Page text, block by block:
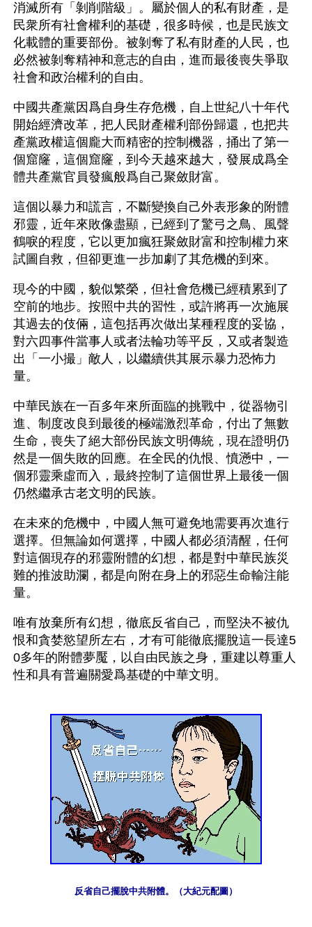
消滅所有「剝削階級」。屬於個人的私有財產，是
民衆所有社會權利的基礎，很多時候，也是民族文
化載體的重要部份。被剝奪了私有財產的人民，也
必然被剝奪精神和意志的自由，進而最後喪失爭取
社會和政治權利的自由。
中國共產黨因爲自身生存危機，自上世紀八十年代
開始經濟改革，把人民財產權利部份歸還，也把共
產黨政權這個龐大而精密的控制機器，捅出了第一
個窟窿，這個窟窿，到今天越來越大，發展成爲全
體共產黨官員發瘋般爲自己聚斂財富。
這個以暴力和謊言，不斷變換自己外表形象的附體
邪靈，近年來敗像盡顯，已經到了驚弓之鳥、風聲
鶴唳的程度，它以更加瘋狂聚斂財富和控制權力來
試圖自救，但卻更進一步加劇了其危機的到來。
現今的中國，貌似繁榮，但社會危機已經積累到了
空前的地步。按照中共的習性，或許將再一次施展
其過去的伎倆，這包括再次做出某種程度的妥協，
對六四事件當事人或者法輪功等平反，又或者製造
出「一小撮」敵人，以繼續供其展示暴力恐怖力
量。
中華民族在一百多年來所面臨的挑戰中，從器物引
進、制度改良到最後的極端激烈革命，付出了無數
生命，喪失了絕大部份民族文明傳統，現在證明仍
然是一個失敗的回應。在全民的仇恨、憤懣中，一
個邪靈乘虛而入，最終控制了這個世界上最後一個
仍然繼承古老文明的民族。
在未來的危機中，中國人無可避免地需要再次進行
選擇。但無論如何選擇，中國人都必須清醒，任何
對這個現存的邪靈附體的幻想，都是對中華民族災
難的推波助瀾，都是向附在身上的邪惡生命輸注能
量。
唯有放棄所有幻想，徹底反省自己，而堅決不被仇
恨和貪婪慾望所左右，才有可能徹底擺脫這一長達5
0多年的附體夢魘，以自由民族之身，重建以尊重人
性和具有普遍關愛爲基礎的中華文明。
反省自己擺脫中共附體。（大紀元配圖）